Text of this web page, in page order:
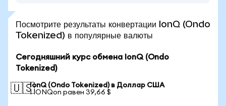
Посмотрите результаты конвертации IonQ (Ondo
Tokenized) в популярные валюты
Сегодняшний курс обмена IonQ (Ondo
Tokenized)
🇺🇸IonQ (Ondo Tokenized) в Доллар США
1 IONQon равен 39,66 $